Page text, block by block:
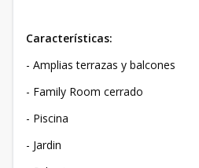
Características:
- Amplias terrazas y balcones
- Family Room cerrado
- Piscina
- Jardin